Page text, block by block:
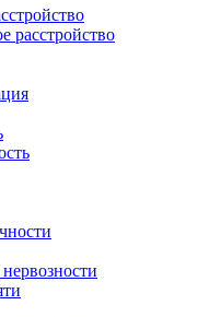
расстройство